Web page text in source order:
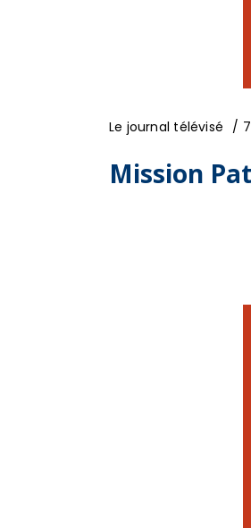
Le journal télévisé
Mission